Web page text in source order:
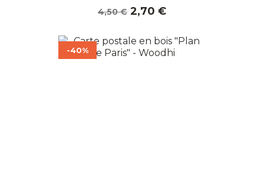
Prix
4,50 € Prix
2,70 €
-40%